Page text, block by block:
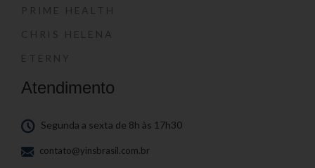
PRIME HEALTH
CHRIS HELENA
ETERNY
Atendimento
Segunda a sexta de 8h às 17h30
contato@yinsbrasil.com.br